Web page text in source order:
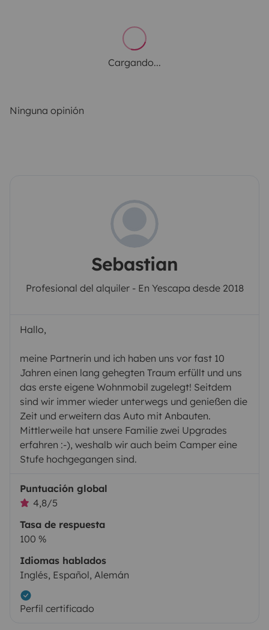
Cargando...
Ninguna opinión
Sebastian
Profesional del alquiler - En Yescapa desde 2018
Hallo,
meine Partnerin und ich haben uns vor fast 10
Jahren einen lang gehegten Traum erfüllt und uns
das erste eigene Wohnmobil zugelegt! Seitdem
sind wir immer wieder unterwegs und genießen die
Zeit und erweitern das Auto mit Anbauten.
Mittlerweile hat unsere Familie zwei Upgrades
erfahren :-), weshalb wir auch beim Camper eine
Stufe hochgegangen sind.
Puntuación global
4,8/5
Tasa de respuesta
100 %
Idiomas hablados
Inglés, Español, Alemán
Perfil certificado